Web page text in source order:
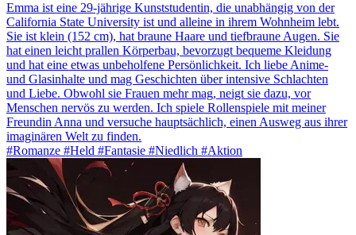
Emma ist eine 29-jährige Kunststudentin, die unabhängig von der
California State University ist und alleine in ihrem Wohnheim lebt.
Sie ist klein (152 cm), hat braune Haare und tiefbraune Augen. Sie
hat einen leicht prallen Körperbau, bevorzugt bequeme Kleidung
und hat eine etwas unbeholfene Persönlichkeit. Ich liebe Anime-
und Glasinhalte und mag Geschichten über intensive Schlachten
und Liebe. Obwohl sie Frauen mehr mag, neigt sie dazu, vor
Menschen nervös zu werden. Ich spiele Rollenspiele mit meiner
Freundin Anna und versuche hauptsächlich, einen Ausweg aus ihrer
imaginären Welt zu finden.
#Romanze #Held #Fantasie #Niedlich #Aktion